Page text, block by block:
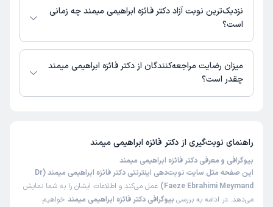
میمند در دسترس نیست. برای دریافت اطلاعات دقیق‌تر، لطفاً با مطب تماس
بگیرید.
نزدیک‌ترین نوبت آزاد دکتر فائزه ابراهیمی میمند چه زمانی
است؟
زمان نوبت‌دهی و پذیرش بیماران با هماهنگی مطب مشخص می‌شود.
میزان رضایت مراجعه‌کنندگان از دکتر فائزه ابراهیمی میمند
چقدر است؟
راهنمای نوبت‌گیری از دکتر فائزه ابراهیمی میمند
بیوگرافی و معرفی دکتر فائزه ابراهیمی میمند
این صفحه مثل سایت نوبت‌دهی اینترنتی دکتر فائزه ابراهیمی میمند (Dr
Faeze Ebrahimi Meymand)
عمل می‌کند و اطلاعات ایشان را به شما نمایش
می‌دهد. در ادامه به بررسی بیوگرافی دکتر فائزه ابراهیمی میمند خواهیم